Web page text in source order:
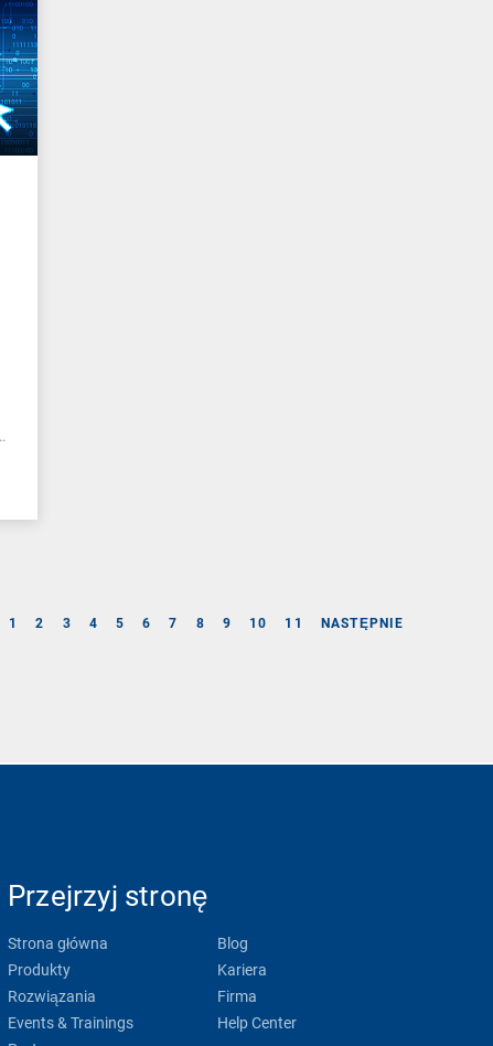
1 2 3 4 5 6 7 8 9 10 11 NASTĘPNIE
Przejrzyj stronę
Strona główna
Produkty
Rozwiązania
Events & Trainings
Blog
Kariera
Firma
Help Center